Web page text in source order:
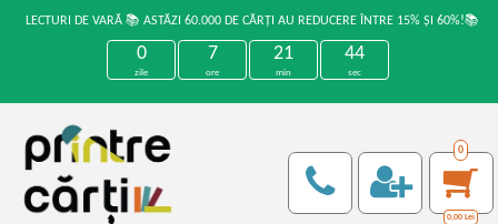
LECTURI DE VARĂ 📚 ASTĂZI 60.000 DE CĂRȚI AU REDUCERE ÎNTRE 15% ȘI 60%!📚
0
zile
7
ore
21
min
44
sec
0
0,00 Lei